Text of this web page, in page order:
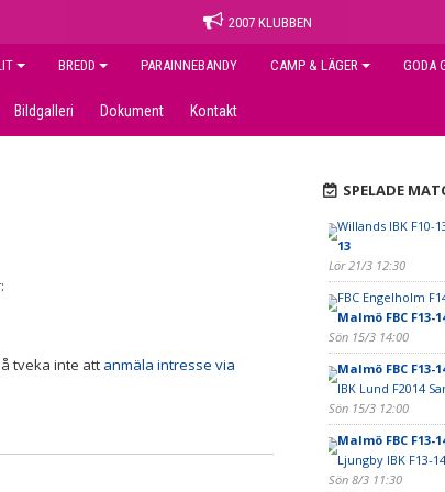
2007 KLUBBEN
BREDD PARAINNEBANDY CAMP & LÄGER GODA
Bildgalleri Dokument Kontakt
tveka inte att anmäla intresse via
SPELADE
Willands IBK F10-
13
Lör 21/3 12:30
FBC Engelholm
Malmö FBC F13-
Sön 15/3 14:00
Malmö FBC F13-
IBK Lund F2014
Sön 15/3 12:00
Malmö FBC F13-
Ljungby IBK F13-14
Sön 8/3 11:30